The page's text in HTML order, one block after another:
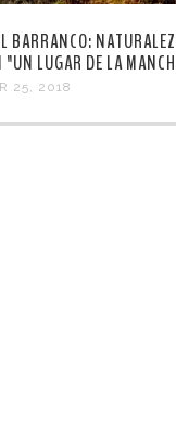
BARRANCO:
LUGAR DE LA
25, 2018